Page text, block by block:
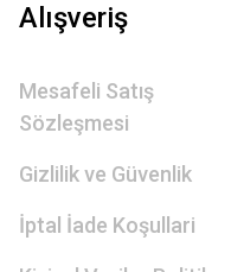
Alışveriş
Mesafeli Satış
Sözleşmesi
Gizlilik ve Güvenlik
İptal İade Koşullari